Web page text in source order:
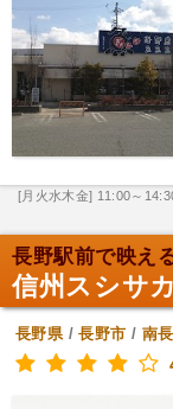
[月火水木金] 11:00～
長野駅前で映え
信州スシサ
長野県/長野市 / 南